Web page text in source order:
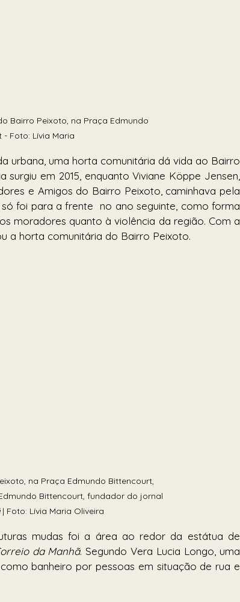
Bairro Peixoto, na Praça Edmundo
- Foto: Lívia Maria
urbana, uma horta comunitária dá vida ao Bairro
em 2015, enquanto Viviane Köppe Jensen,
e Amigos do Bairro Peixoto, caminhava pela
foi para a frente  no ano seguinte, como forma
moradores quanto à violência da região. Com a
a horta comunitária do Bairro Peixoto.
na Praça Edmundo Bittencourt,
Bittencourt, fundador do jornal
| Foto: Lívia Maria Oliveira
mudas foi a área ao redor da estátua de
da Manhã. Segundo Vera Lucia Longo, uma
banheiro por pessoas em situação de rua e